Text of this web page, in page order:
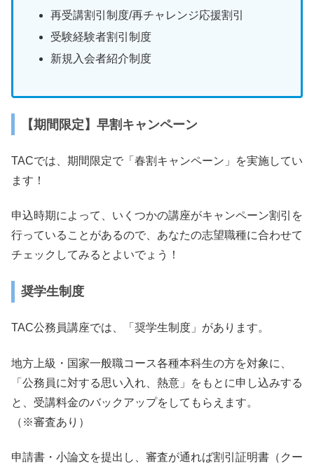
再受講割引制度/再チャレンジ応援割引
受験経験者割引制度
新規入会者紹介制度
【期間限定】早割キャンペーン
TACでは、期間限定で「春割キャンペーン」を実施してい
ます！
申込時期によって、いくつかの講座がキャンペーン割引を
行っていることがあるので、あなたの志望職種に合わせて
チェックしてみるとよいでょう！
奨学生制度
TAC公務員講座では、「奨学生制度」があります。
地方上級・国家一般職コース各種本科生の方を対象に、
「公務員に対する思い入れ、熱意」をもとに申し込みする
と、受講料金のバックアップをしてもらえます。
（※審査あり）
申請書・小論文を提出し、審査が通れば割引証明書（クー